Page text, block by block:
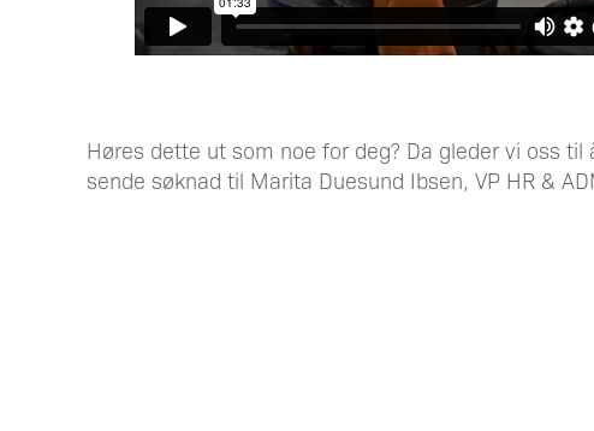
Høres dette ut som noe for deg? Da gleder vi oss
sende søknad til Marita Duesund Ibsen, VP HR &